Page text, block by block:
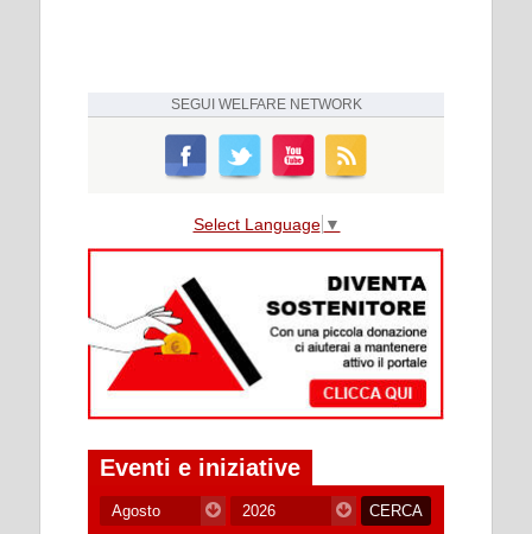
SEGUI WELFARE NETWORK
Select Language ▼
Eventi e iniziative